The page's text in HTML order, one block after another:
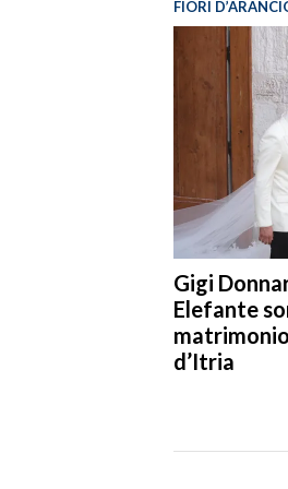
FIORI
Gigi
Elefante
d’Itria